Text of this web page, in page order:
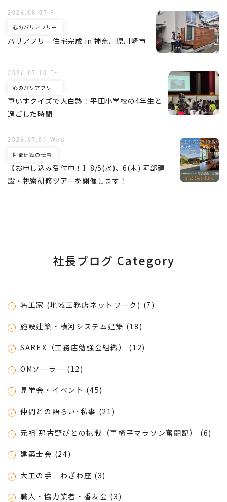
バリアフリー住宅完成 in 神奈川県川崎市
心のバリアフリー
2026.08.07.Fri
車いすクイズで大白熱！平田小学校の4年生と
過ごした時間
心のバリアフリー
2026.07.10.Fri
【お申し込み受付中！】8/5(水)、6(木) 阿部建
設・視察研修ツアーを開催します！
阿部建設の仕事
2026.07.01.Wed
社長ブログ Category
名工家 (地域工務店ネットワーク) (7)
施設建築・横河システム建築 (18)
SAREX（工務店勉強会組織） (12)
OMソーラー (12)
見学会・イベント (45)
仲間との語らい･私事 (21)
元祖 那古野びとの挑戦（車椅子マラソン奮闘記） (6)
建築士会 (24)
大工の手 わざわ座 (3)
職人・協力業者・香友会 (3)